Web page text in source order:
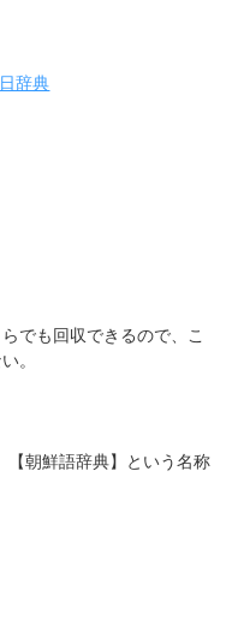
辞典
でも回収できるので、こ
。
【朝鮮語辞典】という名称